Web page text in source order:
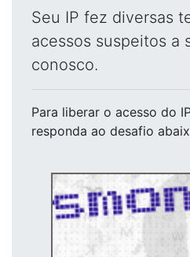
Seu IP fez diversas
acessos suspeitos a
conosco.
Para liberar o acesso do
responda ao desafio